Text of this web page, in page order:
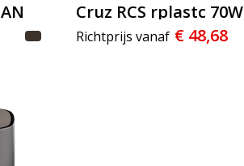
Cruz RCS rplastc 70W
GAN oplader
Richtprijs vanaf € 48,68